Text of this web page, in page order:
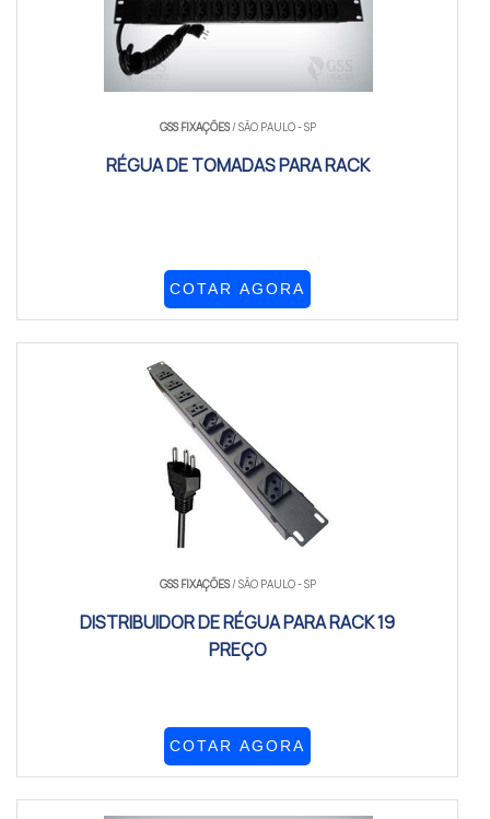
GSS FIXAÇÕES/ SÃO PAULO - SP
RÉGUA DE TOMADAS PARA RACK
COTAR AGORA
GSS FIXAÇÕES/ SÃO PAULO - SP
DISTRIBUIDOR DE RÉGUA PARA RACK 19
PREÇO
COTAR AGORA